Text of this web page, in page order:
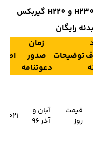
پیش فروش عادی(نقدی) برلیانس H230 و H220 گیربکس
توضیحات
زمان
صدور
دعوتنامه
قیمت
روز
آبان و
آذر 96